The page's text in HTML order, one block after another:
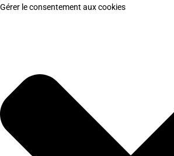
Gérer le consentement aux cookies